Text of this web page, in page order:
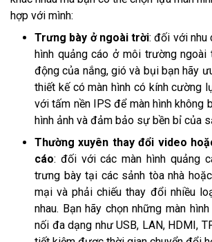
hợp với mình:
Trưng bày ở ngoài trời: đối với nhu
hình quảng cáo ở môi trường
động của nắng, gió và bụi bạn hãy
thiết kế có màn hình có kính cường
với tấm nền IPS để màn hình không
hình ảnh và đảm bảo sự bền bỉ của
Thường xuyên thay đổi video
cáo: đối với các màn hình quảng
trưng bày tại các sảnh tòa nhà
mại và phải chiếu thay đổi nhiều
nhau. Bạn hãy chọn những màn
nối đa dạng như USB, LAN, HDMI,